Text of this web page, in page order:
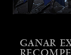
GANAR